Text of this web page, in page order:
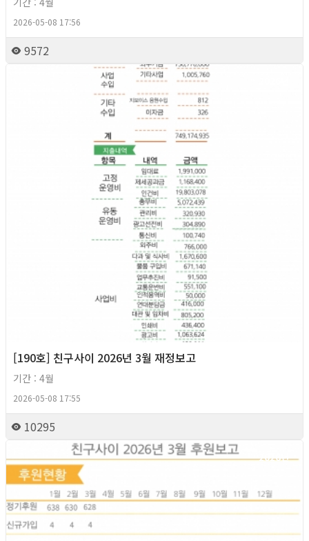
2026-05-08 17:56
9572
[190호] 친구사이 2026년 3월 재정보고
기간 : 4월
2026-05-08 17:55
10295
2026년